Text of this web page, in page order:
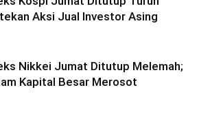
Aksi Jual Investor Asing
Nikkei Jumat Ditutup Melemah;
Kapital Besar Merosot